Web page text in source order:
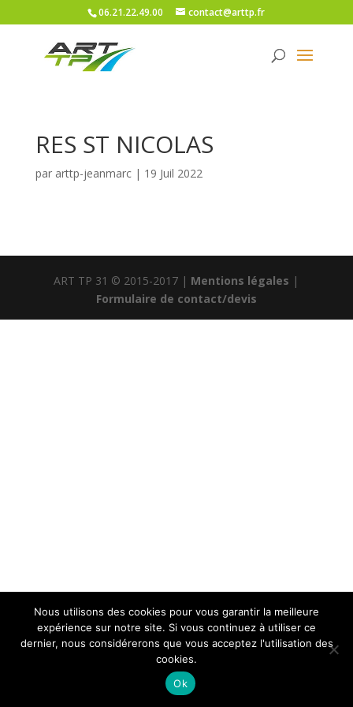
06.21.22.49.00 contact@arttp.fr
RES ST NICOLAS
par arttp-jeanmarc| 19 Juil 2022
ART TP 31 © 2015-2017 | Mentions légales |
Formulaire de contact/devis
Nous utilisons des cookies pour vous garantir la meilleure
expérience sur notre site. Si vous continuez à utiliser ce
dernier, nous considérerons que vous acceptez l'utilisation des
cookies.
Ok